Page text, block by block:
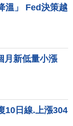
溫」 Fed決策越
月新低量小漲
10日線.上漲304